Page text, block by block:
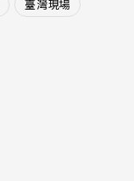
臺灣現場